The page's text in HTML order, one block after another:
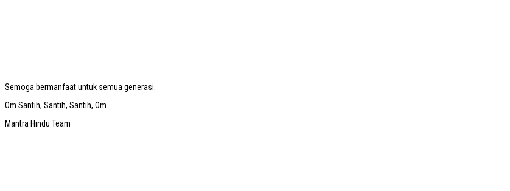
Semoga bermanfaat untuk semua generasi.
Om Santih, Santih, Santih, Om
Mantra Hindu Team